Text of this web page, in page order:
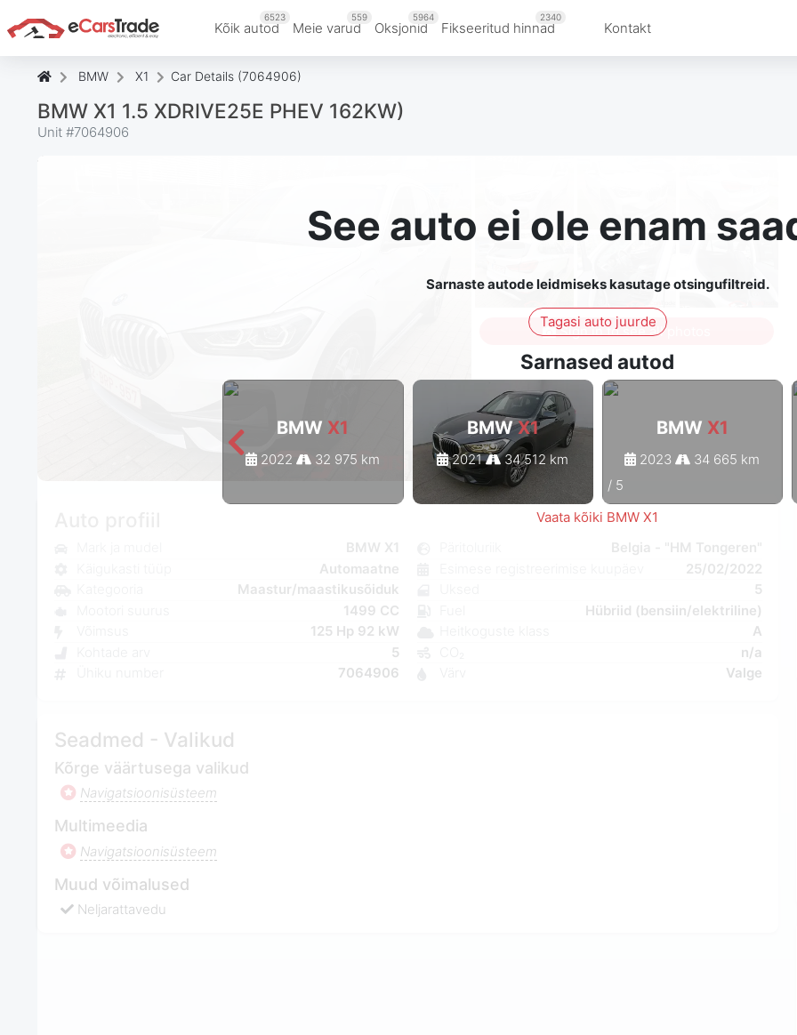
Kõik autod
6523
Meie varud
559
Oksjonid
5964
Fikseeritud hinnad
2340
Kontakt
BMW X1 Car Details (7064906)
BMW X1 1.5 XDRIVE25E PHEV 162KW)
Unit #7064906
See auto ei ole enam
Sarnaste autode leidmiseks kasutage otsingufiltreid.
Tagasi auto juurde
Sarnased autod
BMW X1
2022 32 975 km
BMWX1
2021 34 512 km
BMW X1
2023 34 665 km
/ 5
Vaata kõiki BMW X1
Sign in to see all photos
BMW X1
Automaatne
Maastur/maastikusõiduk
1499 CC
125 Hp 92 kW
5
7064906
Belgia - "HM Tongeren"
25/02/2022
5
Hübriid (bensiin/elektriline)
A
n/a
Valge
Seadmed - Valikud
Kõrge väärtusega valikud
Navigatsioonisüsteem
Multimeedia
Navigatsioonisüsteem
Muud võimalused
Neljarattavedu